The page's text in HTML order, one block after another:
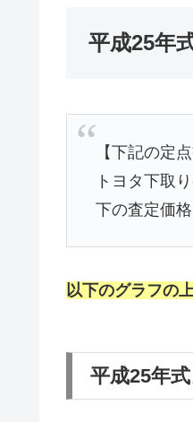
平成25年
【下記の定
トヨタ下取
下の査定価
以下のグラフの
平成25年